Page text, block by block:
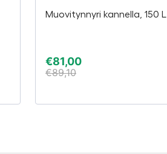
Muovitynnyri kannella, 150 L
€81,00
€89,10